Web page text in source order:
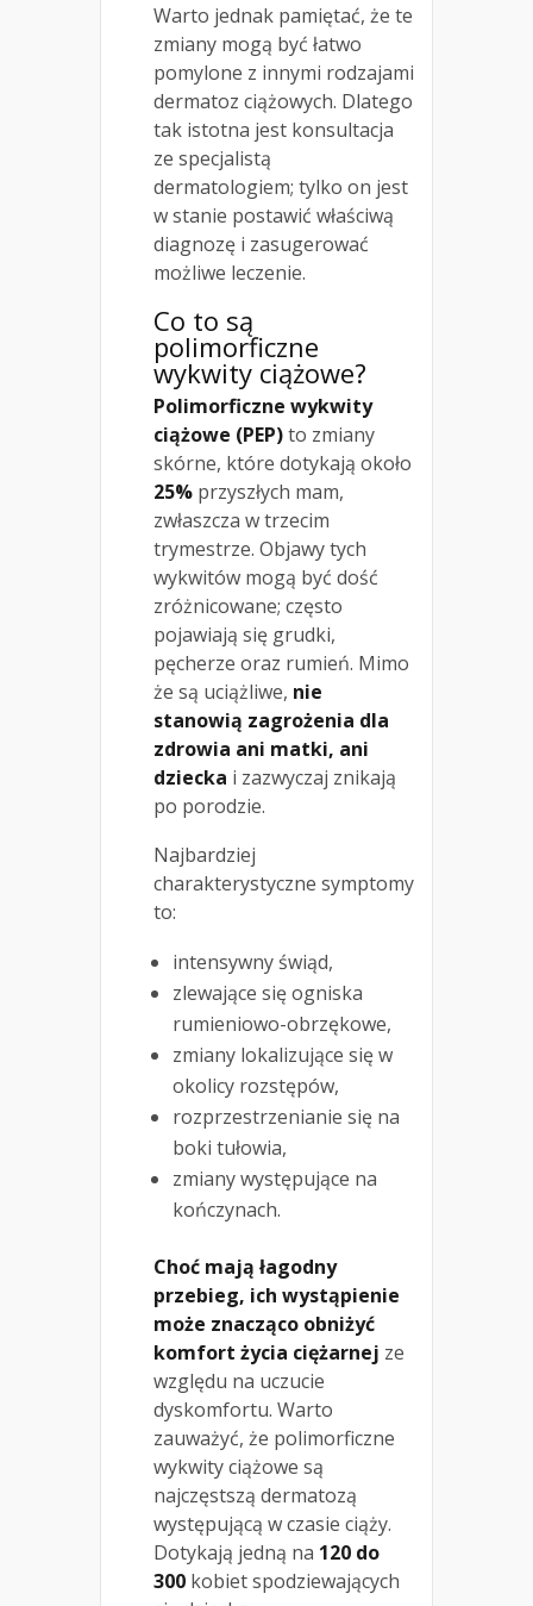
Warto jednak pamiętać, że te
zmiany mogą być łatwo
pomylone z innymi rodzajami
dermatoz ciążowych. Dlatego
tak istotna jest konsultacja
ze specjalistą
dermatologiem; tylko on jest
w stanie postawić właściwą
diagnozę i zasugerować
możliwe leczenie.
Co to są
polimorficzne
wykwity ciążowe?
Polimorficzne wykwity
ciążowe (PEP)to zmiany
skórne, które dotykają około
25% przyszłych mam,
zwłaszcza w trzecim
trymestrze. Objawy tych
wykwitów mogą być dość
zróżnicowane; często
pojawiają się grudki,
pęcherze oraz rumień. Mimo
że są uciążliwe, nie
stanowią zagrożenia dla
zdrowia ani matki, ani
dziecka i zazwyczaj znikają
po porodzie.
Najbardziej
charakterystyczne symptomy
to:
intensywny świąd,
zlewające się ogniska
rumieniowo-obrzękowe,
zmiany lokalizujące się w
okolicy rozstępów,
rozprzestrzenianie się na
boki tułowia,
zmiany występujące na
kończynach.
Choć mają łagodny
przebieg, ich wystąpienie
może znacząco obniżyć
komfort życia ciężarnej ze
względu na uczucie
dyskomfortu. Warto
zauważyć, że polimorficzne
wykwity ciążowe są
najczęstszą dermatozą
występującą w czasie ciąży.
Dotykają jedną na 120 do
300 kobiet spodziewających